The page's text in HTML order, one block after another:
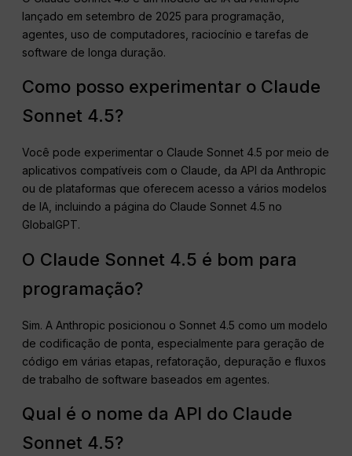
lançado em setembro de 2025 para programação,
agentes, uso de computadores, raciocínio e tarefas de
software de longa duração.
Como posso experimentar o Claude
Sonnet 4.5?
Você pode experimentar o Claude Sonnet 4.5 por meio de
aplicativos compatíveis com o Claude, da API da Anthropic
ou de plataformas que oferecem acesso a vários modelos
de IA, incluindo a página do Claude Sonnet 4.5 no
GlobalGPT.
O Claude Sonnet 4.5 é bom para
programação?
Sim. A Anthropic posicionou o Sonnet 4.5 como um modelo
de codificação de ponta, especialmente para geração de
código em várias etapas, refatoração, depuração e fluxos
de trabalho de software baseados em agentes.
Qual é o nome da API do Claude
Sonnet 4.5?